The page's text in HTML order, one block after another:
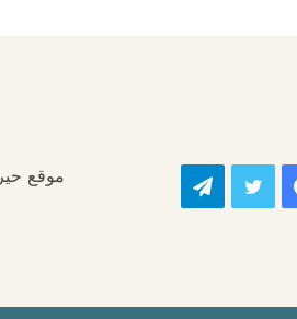
فيسبوك تويتر تيلقرام
موقع